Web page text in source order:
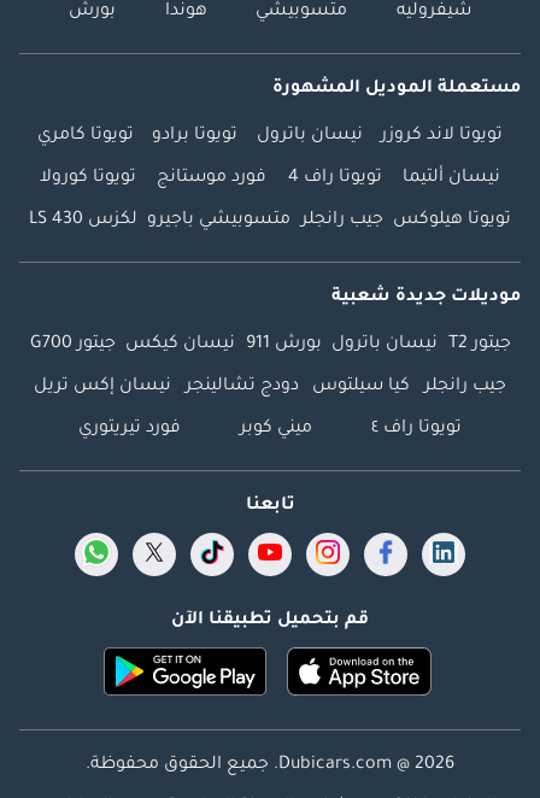
شيفروليه متسوبيشي هوندا بورش
مستعملة الموديل المشهورة
تويوتا لاند كروزر نيسان باترول تويوتا برادو تويوتا كامري
نيسان ألتيما تويوتا راف 4 فورد موستانج تويوتا كورولا
تويوتا هيلوكس جيب رانجلر متسوبيشي باجيرو لكزس LS 430
موديلات جديدة شعبية
جيتور T2 نيسان باترول بورش 911 نيسان كيكس جيتور G700
جيب رانجلر كيا سيلتوس دودج تشالينجر نيسان إكس تريل
تويوتا راف ٤ ميني كوبر فورد تيريتوري
تابعنا
قم بتحميل تطبيقنا الآن
Dubicars.com @ 2026. جميع الحقوق محفوظة.